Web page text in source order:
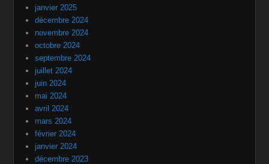
janvier 2025
décembre 2024
novembre 2024
octobre 2024
septembre 2024
juillet 2024
juin 2024
mai 2024
avril 2024
mars 2024
février 2024
janvier 2024
décembre 2023